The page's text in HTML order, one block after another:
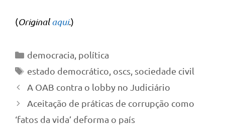
(Originalaqui.)
Categorias
democracia política
Tags
estado democrático oscs, sociedade civil
A OAB contra o lobby no Judiciário
Aceitação de práticas de corrupção como
‘fatos da vida’ deforma o país